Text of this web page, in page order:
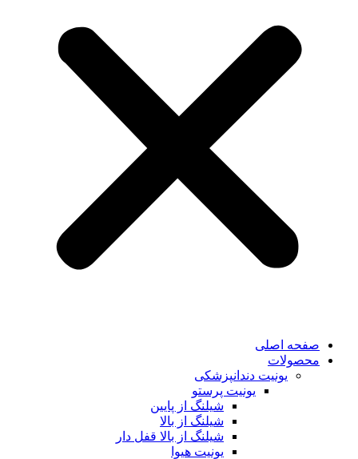
صفحه اصلی
محصولات
یونیت دندانپزشکی
یونیت پرستو
شیلنگ از پایین
شیلنگ از بالا
شیلنگ از بالا قفل دار
یونیت هیوا